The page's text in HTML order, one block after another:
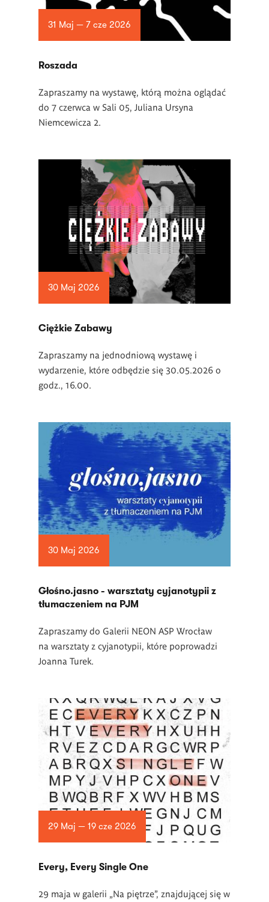
31 Maj — 7 cze 2026
Roszada
Zapraszamy na wystawę, którą można oglądać
do 7 czerwca w Sali 05, Juliana Ursyna
Niemcewicza 2.
30 Maj 2026
Ciężkie Zabawy
Zapraszamy na jednodniową wystawę i
wydarzenie, które odbędzie się 30.05.2026 o
godz., 16.00.
30 Maj 2026
Głośno.jasno - warsztaty cyjanotypii z
tłumaczeniem na PJM
Zapraszamy do Galerii NEON ASP Wrocław
na warsztaty z cyjanotypii, które poprowadzi
Joanna Turek.
29 Maj — 19 cze 2026
Every, Every Single One
29 maja w galerii „Na piętrze”, znajdującej się w